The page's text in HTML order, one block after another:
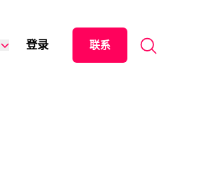
登录
English
联系